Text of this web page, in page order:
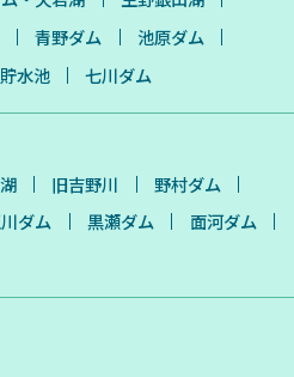
青野ダム
池原ダム
水池 七川ダム
旧吉野川
野村ダム
ダム 黒瀬ダム
面河ダム